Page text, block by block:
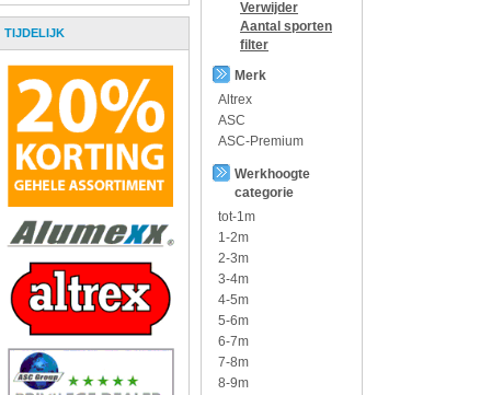
TIJDELIJK
Verwijder
Aantal sporten
filter
Merk
Altrex
ASC
ASC-Premium
Werkhoogte
categorie
tot-1m
1-2m
2-3m
3-4m
4-5m
5-6m
6-7m
7-8m
8-9m